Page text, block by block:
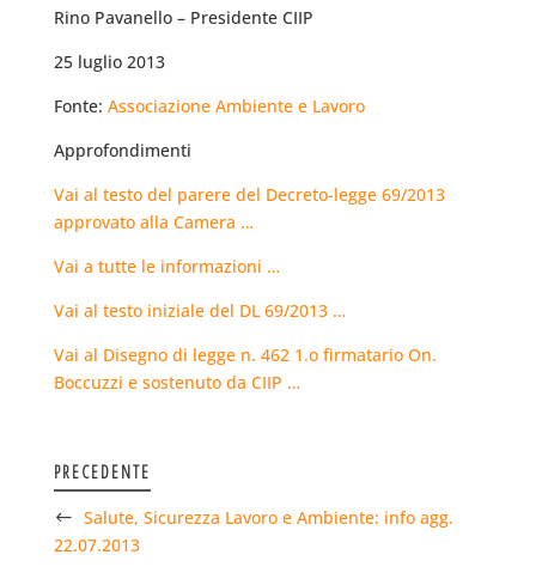
Rino Pavanello – Presidente CIIP
25 luglio 2013
Fonte: Associazione Ambiente e Lavoro
Approfondimenti
Vai al testo del parere del Decreto-legge 69/2013
approvato alla Camera …
Vai a tutte le informazioni …
Vai al testo iniziale del DL 69/2013 …
Vai al Disegno di legge n. 462 1.o firmatario On.
Boccuzzi e sostenuto da CIIP …
PRECEDENTE
Salute, Sicurezza Lavoro e Ambiente: info agg.
22.07.2013